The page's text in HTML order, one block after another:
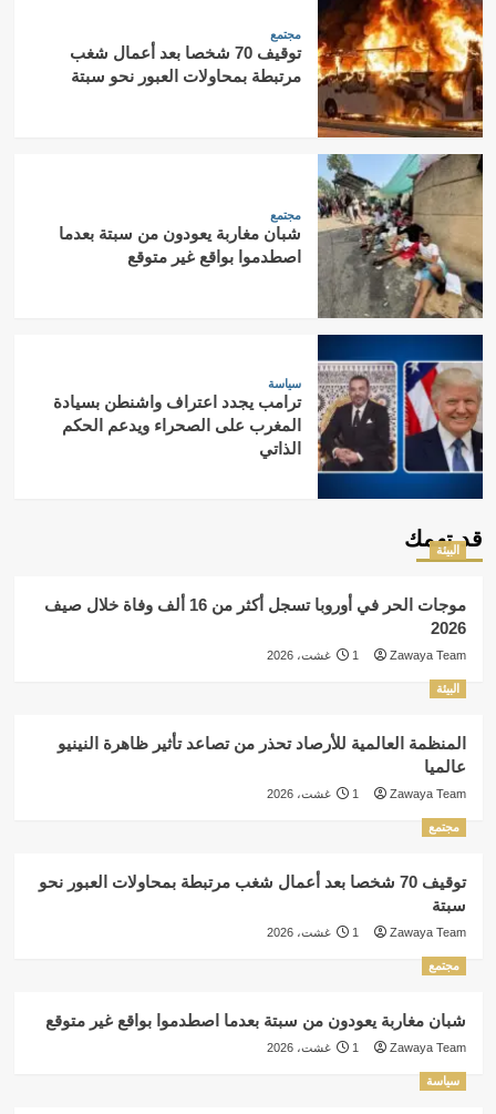
مجتمع
توقيف 70 شخصا بعد أعمال شغب
مرتبطة بمحاولات العبور نحو سبتة
مجتمع
شبان مغاربة يعودون من سبتة بعدما
اصطدموا بواقع غير متوقع
سياسة
ترامب يجدد اعتراف واشنطن بسيادة
المغرب على الصحراء ويدعم الحكم
الذاتي
قد تهمك
البيئة
موجات الحر في أوروبا تسجل أكثر من 16 ألف وفاة خلال صيف
2026
Zawaya Team 1 غشت، 2026
البيئة
المنظمة العالمية للأرصاد تحذر من تصاعد تأثير ظاهرة النينيو
عالميا
Zawaya Team 1 غشت، 2026
مجتمع
توقيف 70 شخصا بعد أعمال شغب مرتبطة بمحاولات العبور نحو
سبتة
Zawaya Team 1 غشت، 2026
مجتمع
شبان مغاربة يعودون من سبتة بعدما اصطدموا بواقع غير متوقع
Zawaya Team 1 غشت، 2026
سياسة